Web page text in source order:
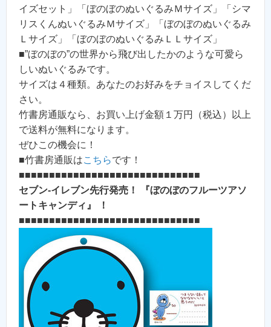
イズセット」「ぼのぼのぬいぐるみＭサイズ」「シマ
リスくんぬいぐるみＭサイズ」「ぼのぼのぬいぐるみ
Ｌサイズ」「ぼのぼのぬいぐるみＬＬサイズ」
■”ぼのぼの”の世界から飛び出したかのような可愛ら
しいぬいぐるみです。
サイズは４種類。あなたのお好みをチョイスしてくだ
さい。
竹書房通販なら、お買い上げ金額１万円（税込）以上
で送料が無料になります。
ぜひこの機会に！
■竹書房通販はこちらです！
■■■■■■■■■■■■■■■■■■■■■■■■■■■■■■
セブン-イレブン先行発売！ 『ぼのぼのフルーツアソ
ートキャンディ』 ！
■■■■■■■■■■■■■■■■■■■■■■■■■■■■■■